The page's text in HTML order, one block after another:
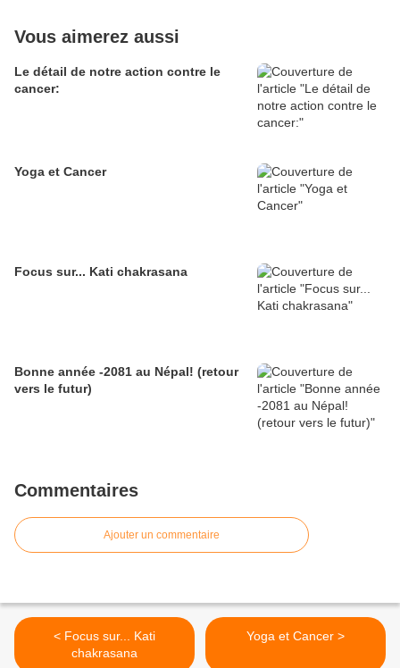
Vous aimerez aussi
Le détail de notre action contre le
cancer:
Yoga et Cancer
Focus sur... Kati chakrasana
Bonne année -2081 au Népal! (retour
vers le futur)
Commentaires
Ajouter un commentaire
< Focus sur... Kati
chakrasana
Yoga et Cancer >